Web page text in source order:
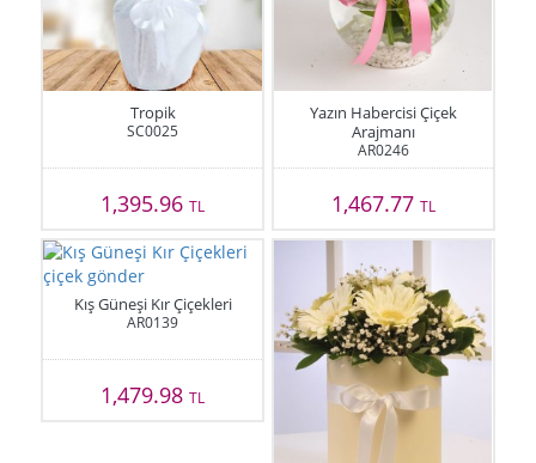
Tropik
SC0025
1,395.96TL
Yazın Habercisi Çiçek
Arajmanı
AR0246
1,467.77 TL
Kış Güneşi Kır Çiçekleri
AR0139
1,479.98TL